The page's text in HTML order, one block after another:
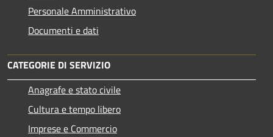
Personale Amministrativo
Documenti e dati
CATEGORIE DI SERVIZIO
Anagrafe e stato civile
Cultura e tempo libero
Imprese e Commercio